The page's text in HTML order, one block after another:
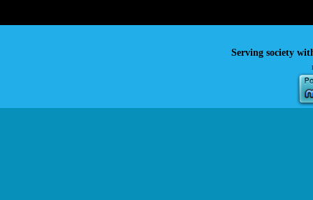
Serving society